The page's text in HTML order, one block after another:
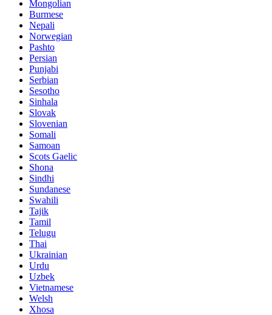
Mongolian
Burmese
Nepali
Norwegian
Pashto
Persian
Punjabi
Serbian
Sesotho
Sinhala
Slovak
Slovenian
Somali
Samoan
Scots Gaelic
Shona
Sindhi
Sundanese
Swahili
Tajik
Tamil
Telugu
Thai
Ukrainian
Urdu
Uzbek
Vietnamese
Welsh
Xhosa